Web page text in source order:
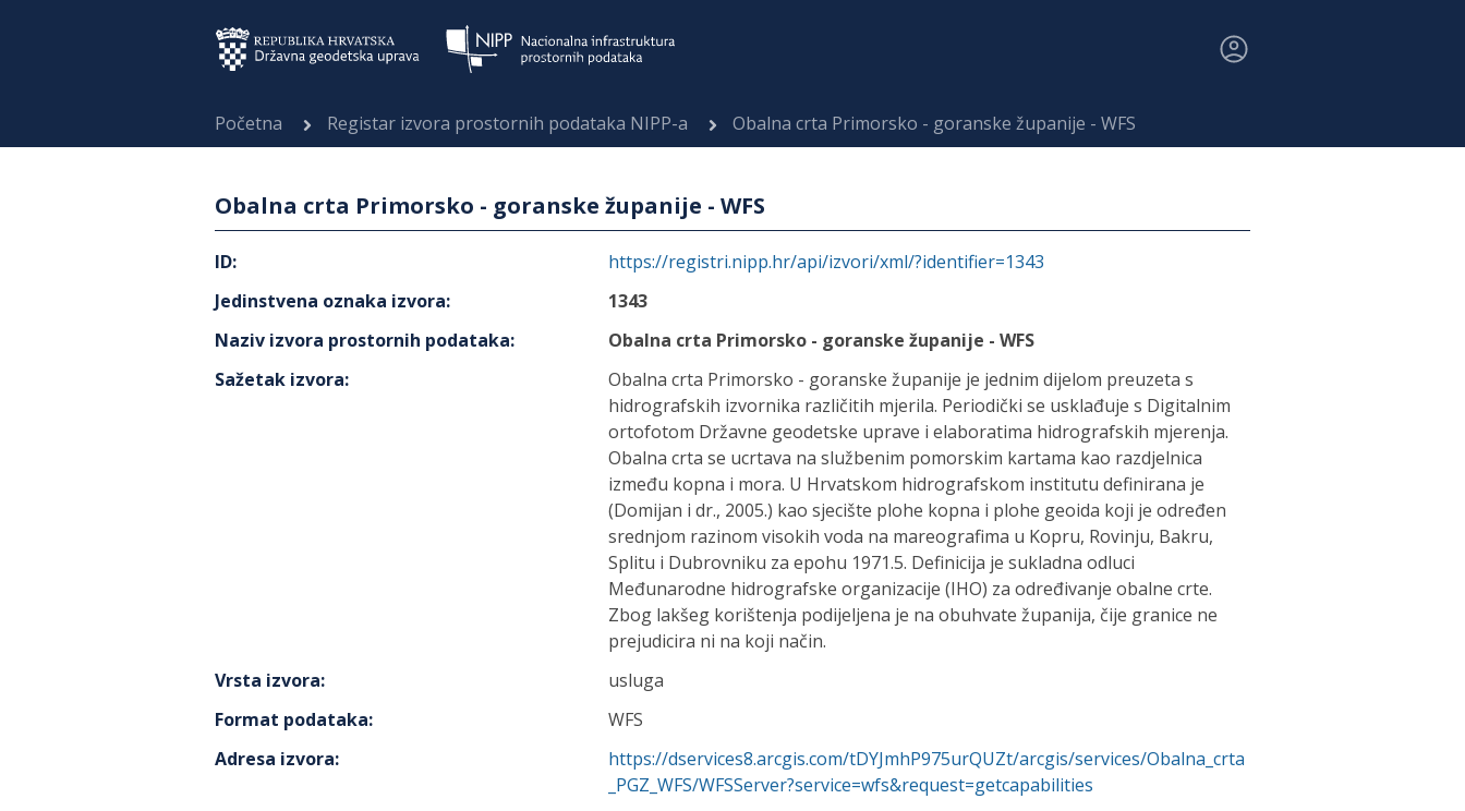
Početna Registar izvora prostornih podataka NIPP-a Obalna crta Primorsko - goranske županije - WFS
Obalna crta Primorsko - goranske županije - WFS
ID:
https://registri.nipp.hr/api/izvori/xml/?identifier=1343
Jedinstvena oznaka izvora:
1343
Naziv izvora prostornih podataka:
Obalna crta Primorsko - goranske županije - WFS
Sažetak izvora:
Obalna crta Primorsko - goranske županije je jednim dijelom preuzeta s
hidrografskih izvornika različitih mjerila. Periodički se usklađuje s Digitalnim
ortofotom Državne geodetske uprave i elaboratima hidrografskih mjerenja.
Obalna crta se ucrtava na službenim pomorskim kartama kao razdjelnica
između kopna i mora. U Hrvatskom hidrografskom institutu definirana je
(Domijan i dr., 2005.) kao sjecište plohe kopna i plohe geoida koji je određen
srednjom razinom visokih voda na mareografima u Kopru, Rovinju, Bakru,
Splitu i Dubrovniku za epohu 1971.5. Definicija je sukladna odluci
Međunarodne hidrografske organizacije (IHO) za određivanje obalne crte.
Zbog lakšeg korištenja podijeljena je na obuhvate županija, čije granice ne
prejudicira ni na koji način.
Vrsta izvora:
usluga
Format podataka:
WFS
Adresa izvora:
https://dservices8.arcgis.com/tDYJmhP975urQUZt/arcgis/services/Obalna_crta
_PGZ_WFS/WFSServer?service=wfs&request=getcapabilities